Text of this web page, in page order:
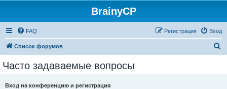
BrainyCP
FAQ Вход
Регистрация
Список форумов
Часто задаваемые вопросы
Вход на конференцию и регистрация